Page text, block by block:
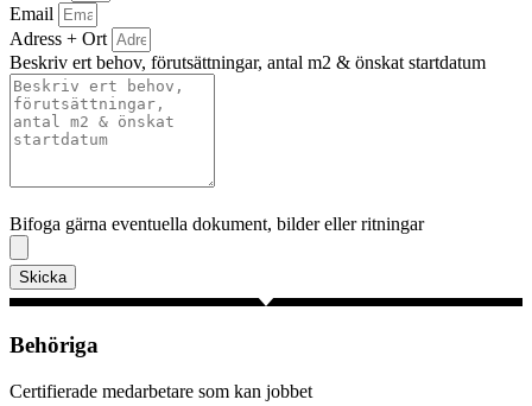
Email
Adress + Ort
Beskriv ert behov, förutsättningar, antal m2 & önskat startdatum
Bifoga gärna eventuella dokument, bilder eller ritningar
Skicka
Behöriga
Certifierade medarbetare som kan jobbet